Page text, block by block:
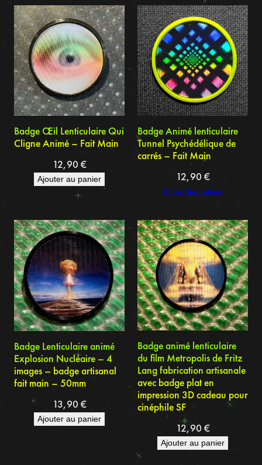
Badge Œil Lenticulaire Qui
Cligne Animé – Fait Main
12,90 €
Ajouter au panier
Badge Animé lenticulaire
Tunnel Psychédélique de
carrés – Fait Main
12,90 €
Choix des options
Badge Lenticulaire animé
Explosion Nucléaire – 4
images – badge artisanal
fait main – 50mm
13,90 €
Ajouter au panier
Badge animé lenticulaire
du film Metropolis de Fritz
Lang fabrication artisanale
avec badge plat en
impression 3D cadeau pour
cinéphile SF
12,90 €
Ajouter au panier